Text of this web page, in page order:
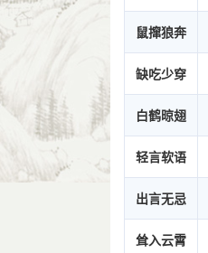
鼠撺狼奔
缺吃少穿
白鹤晾翅
轻言软语
出言无忌
耸入云霄